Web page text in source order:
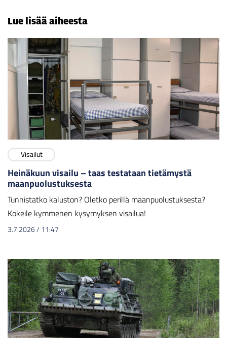
Lue lisää aiheesta
Visailut
Heinäkuun visailu – taas testataan tietämystä
maanpuolustuksesta
Tunnistatko kaluston? Oletko perillä maanpuolustuksesta?
Kokeile kymmenen kysymyksen visailua!
3.7.2026/ 11:47